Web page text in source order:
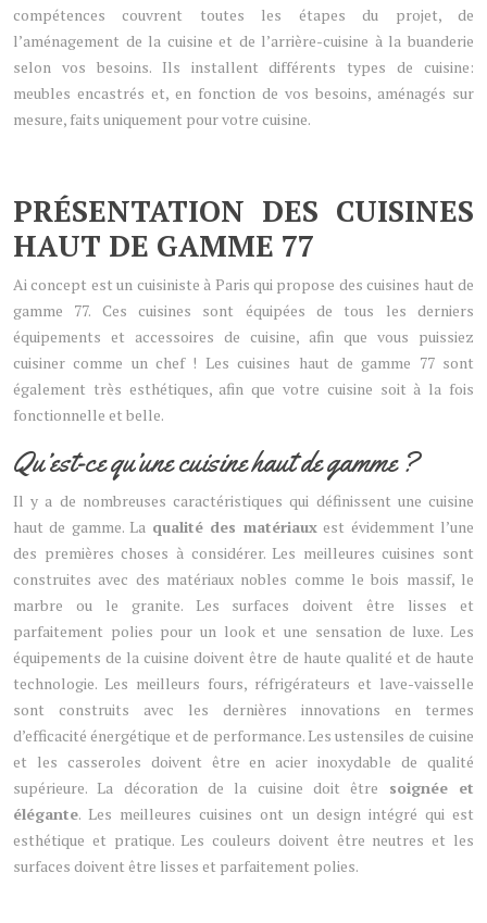
compétences couvrent toutes les étapes du projet, de
l’aménagement de la cuisine et de l’arrière-cuisine à la buanderie
selon vos besoins. Ils installent différents types de cuisine:
meubles encastrés et, en fonction de vos besoins, aménagés sur
mesure, faits uniquement pour votre cuisine.
PRÉSENTATION DES CUISINES
HAUT DE GAMME 77
Ai concept est un cuisiniste à Paris qui propose des cuisines haut de
gamme 77. Ces cuisines sont équipées de tous les derniers
équipements et accessoires de cuisine, afin que vous puissiez
cuisiner comme un chef ! Les cuisines haut de gamme 77 sont
également très esthétiques, afin que votre cuisine soit à la fois
fonctionnelle et belle.
Qu’est-ce qu’une cuisine haut de gamme ?
Il y a de nombreuses caractéristiques qui définissent une cuisine
haut de gamme. La qualité des matériauxest évidemment l’une
des premières choses à considérer. Les meilleures cuisines sont
construites avec des matériaux nobles comme le bois massif, le
marbre ou le granite. Les surfaces doivent être lisses et
parfaitement polies pour un look et une sensation de luxe. Les
équipements de la cuisine doivent être de haute qualité et de haute
technologie. Les meilleurs fours, réfrigérateurs et lave-vaisselle
sont construits avec les dernières innovations en termes
d’efficacité énergétique et de performance. Les ustensiles de cuisine
et les casseroles doivent être en acier inoxydable de qualité
supérieure. La décoration de la cuisine doit être soignée et
élégante. Les meilleures cuisines ont un design intégré qui est
esthétique et pratique. Les couleurs doivent être neutres et les
surfaces doivent être lisses et parfaitement polies.